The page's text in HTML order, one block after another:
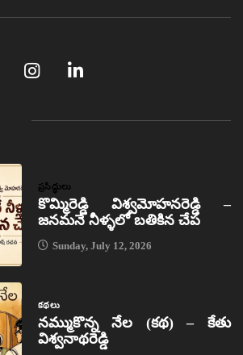
ప్రసిద్ధులు
కొమ్మిరెడ్డి విశ్వమోహనరెడ్డి –
జనమనే నీళ్ళలో బతికిన చేప
Sunday, July 12, 2026
కథలు
నమ్ముకొన్న నేల (కథ) – కేతు
విశ్వనాథరెడ్డి